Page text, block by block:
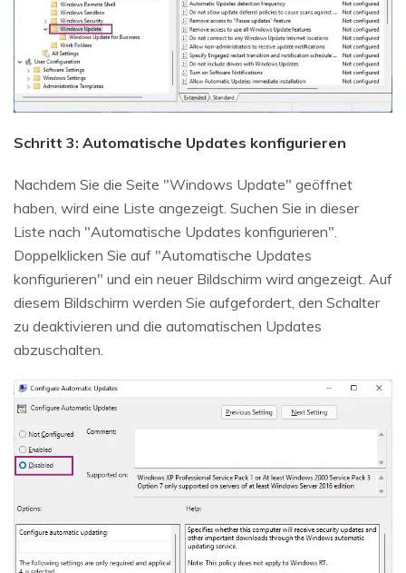
Schritt 3: Automatische Updates konfigurieren
Nachdem Sie die Seite "Windows Update" geöffnet
haben, wird eine Liste angezeigt. Suchen Sie in dieser
Liste nach "Automatische Updates konfigurieren".
Doppelklicken Sie auf "Automatische Updates
konfigurieren" und ein neuer Bildschirm wird angezeigt. Auf
diesem Bildschirm werden Sie aufgefordert, den Schalter
zu deaktivieren und die automatischen Updates
abzuschalten.